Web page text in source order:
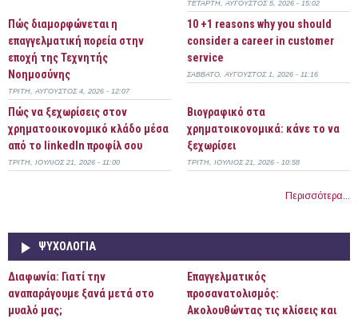
ΤΕΤΆΡΤΗ, ΑΎΓΟΥΣΤΟΣ 5, 2026 - 15:02
Πώς διαμορφώνεται η
επαγγελματική πορεία στην
εποχή της Τεχνητής
Νοημοσύνης
ΤΡΊΤΗ, ΑΎΓΟΥΣΤΟΣ 4, 2026 - 12:07
10 +1 reasons why you should
consider a career in customer
service
ΣΆΒΒΑΤΟ, ΑΎΓΟΥΣΤΟΣ 1, 2026 - 11:16
Πώς να ξεχωρίσεις στον
χρηματοοικονομικό κλάδο μέσα
από το linkedIn προφίλ σου
ΤΡΊΤΗ, ΙΟΎΛΙΟΣ 21, 2026 - 11:00
Bιογραφικό στα
χρηματοικονομικά: κάνε το να
ξεχωρίσει
ΤΡΊΤΗ, ΙΟΎΛΙΟΣ 21, 2026 - 10:58
Περισσότερα...
ΨΥΧΟΛΟΓΊΑ
Διαφωνία: Γιατί την
αναπαράγουμε ξανά μετά στο
μυαλό μας;
Επαγγελματικός
προσανατολισμός:
Ακολουθώντας τις κλίσεις και